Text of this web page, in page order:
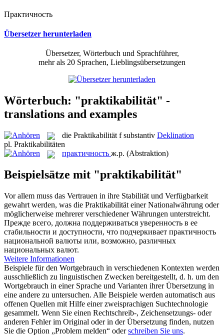
Практичность
Übersetzer herunterladen
Übersetzer, Wörterbuch und Sprachführer,
mehr als 20 Sprachen, Lieblingsübersetzungen
Wörterbuch: "praktikabilität" -
translations and examples
die Praktikabilität f substantiv Deklination
pl. Praktikabilitäten
практичность ж.р. (Abstraktion)
Beispielsätze mit "praktikabilität"
Vor allem muss das Vertrauen in ihre Stabilität und Verfügbarkeit
gewahrt werden, was die Praktikabilität einer Nationalwährung oder
möglicherweise mehrerer verschiedener Währungen unterstreicht.
Прежде всего, должна поддерживаться уверенность в ее
стабильности и доступности, что подчеркивает практичность
национальной валюты или, возможно, различных
национальных валют.
Weitere Informationen
Beispiele für den Wortgebrauch in verschiedenen Kontexten werden
ausschließlich zu linguistischen Zwecken bereitgestellt, d. h. um den
Wortgebrauch in einer Sprache und Varianten ihrer Übersetzung in
eine andere zu untersuchen. Alle Beispiele werden automatisch aus
offenen Quellen mit Hilfe einer zweisprachigen Suchtechnologie
gesammelt. Wenn Sie einen Rechtschreib-, Zeichensetzungs- oder
anderen Fehler im Original oder in der Übersetzung finden, nutzen
Sie die Option „Problem melden“ oderschreiben Sie uns.